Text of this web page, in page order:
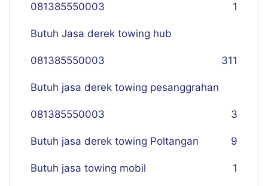
081385550003 1
Butuh Jasa derek towing hub
081385550003 311
Butuh jasa derek towing pesanggrahan
081385550003 3
Butuh jasa derek towing Poltangan 9
Butuh jasa towing mobil 1